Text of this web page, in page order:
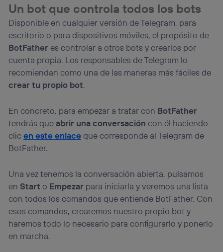
Un bot que controla todos los bots
Disponible en cualquier versión de Telegram, para
escritorio o para dispositivos móviles, el propósito de
BotFatheres controlar a otros bots y crearlos por
cuenta propia. Los responsables de Telegram lo
recomiendan como una de las maneras más fáciles de
crear tu propio bot.
En concreto, para empezar a tratar con BotFather
tendrás que abrir una conversación con él haciendo
clicen este enlaceque corresponde al Telegram de
BotFather.
Una vez tenemos la conversación abierta, pulsamos
enStart o Empezar para iniciarla y veremos una lista
con todos los comandos que entiende BotFather. Con
esos comandos, crearemos nuestro propio bot y
haremos todo lo necesario para configurarlo y ponerlo
en marcha.